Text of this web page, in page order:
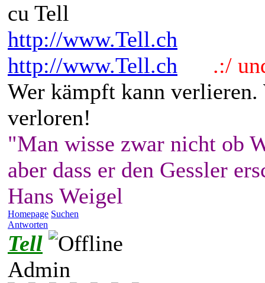
cu Tell
http://www.Tell.ch
http://www.Tell.ch
.:/
Wer kämpft kann
verloren!
"Man wisse zwar nicht ob
aber dass er den Gessler
Hans Weigel
Homepage Suchen
Antworten
Tell
Admin